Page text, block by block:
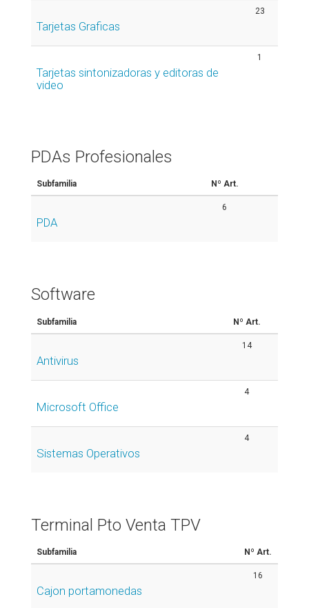
Tarjetas Graficas
23
Tarjetas sintonizadoras y editoras de
video
1
PDAs Profesionales
Subfamilia Nº Art.
PDA
6
Software
Subfamilia Nº Art.
Antivirus
14
Microsoft Office
4
Sistemas Operativos
4
Terminal Pto Venta TPV
Subfamilia Nº Art.
Cajon portamonedas
16